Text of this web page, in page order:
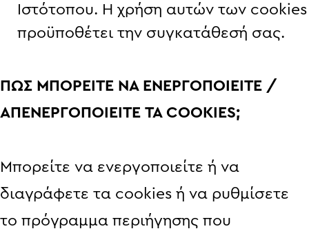
Ιστότοπου. Η χρήση αυτών των cookies
προϋποθέτει την συγκατάθεσή σας.
ΠΩΣ ΜΠΟΡΕΙΤE ΝΑ ΕΝΕΡΓΟΠΟΙΕΙΤΕ /
ΑΠΕΝΕΡΓΟΠΟΙΕΙΤΕ ΤΑ COOKIES;
Μπορείτε να ενεργοποιείτε ή να
διαγράφετε τα cookies ή να ρυθμίσετε
το πρόγραμμα περιήγησης που